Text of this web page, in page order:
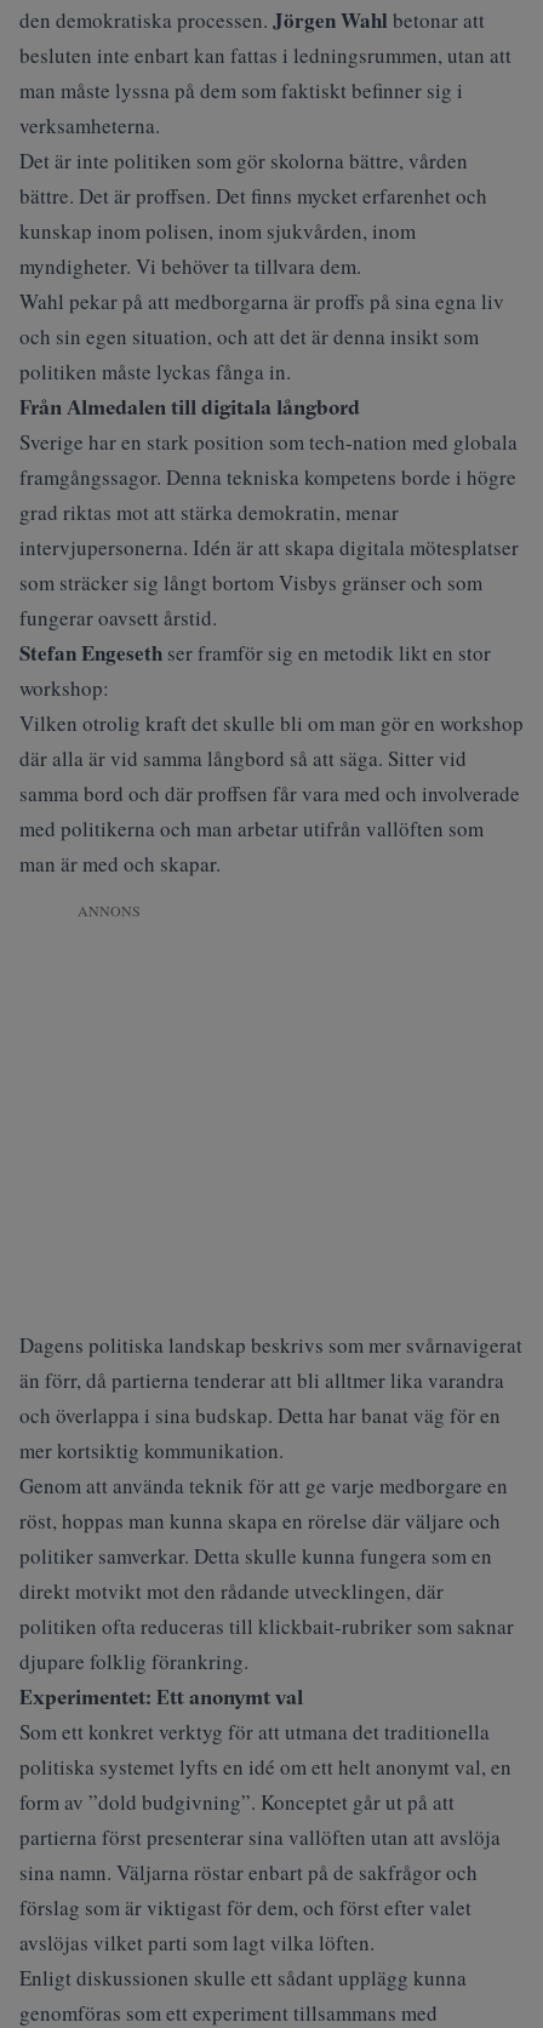
den demokratiska processen. Jörgen Wahl betonar att
besluten inte enbart kan fattas i ledningsrummen, utan att
man måste lyssna på dem som faktiskt befinner sig i
verksamheterna.
Det är inte politiken som gör skolorna bättre, vården
bättre. Det är proffsen. Det finns mycket erfarenhet och
kunskap inom polisen, inom sjukvården, inom
myndigheter. Vi behöver ta tillvara dem.
Wahl pekar på att medborgarna är proffs på sina egna liv
och sin egen situation, och att det är denna insikt som
politiken måste lyckas fånga in.
Från Almedalen till digitala långbord
Sverige har en stark position som tech-nation med globala
framgångssagor. Denna tekniska kompetens borde i högre
grad riktas mot att stärka demokratin, menar
intervjupersonerna. Idén är att skapa digitala mötesplatser
som sträcker sig långt bortom Visbys gränser och som
fungerar oavsett årstid.
Stefan Engeseth ser framför sig en metodik likt en stor
workshop:
Vilken otrolig kraft det skulle bli om man gör en workshop
där alla är vid samma långbord så att säga. Sitter vid
samma bord och där proffsen får vara med och involverade
med politikerna och man arbetar utifrån vallöften som
man är med och skapar.
ANNONS
Dagens politiska landskap beskrivs som mer svårnavigerat
än förr, då partierna tenderar att bli alltmer lika varandra
och överlappa i sina budskap. Detta har banat väg för en
mer kortsiktig kommunikation.
Genom att använda teknik för att ge varje medborgare en
röst, hoppas man kunna skapa en rörelse där väljare och
politiker samverkar. Detta skulle kunna fungera som en
direkt motvikt mot den rådande utvecklingen, där
politiken ofta reduceras till klickbait-rubriker som saknar
djupare folklig förankring.
Experimentet: Ett anonymt val
Som ett konkret verktyg för att utmana det traditionella
politiska systemet lyfts en idé om ett helt anonymt val, en
form av ”dold budgivning”. Konceptet går ut på att
partierna först presenterar sina vallöften utan att avslöja
sina namn. Väljarna röstar enbart på de sakfrågor och
förslag som är viktigast för dem, och först efter valet
avslöjas vilket parti som lagt vilka löften.
Enligt diskussionen skulle ett sådant upplägg kunna
genomföras som ett experiment tillsammans med